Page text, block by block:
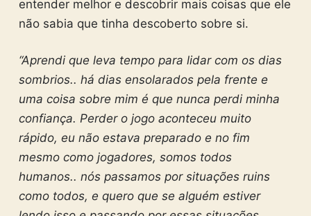
entender melhor e descobrir mais coisas que ele
não sabia que tinha descoberto sobre si.
“Aprendi que leva tempo para lidar com os dias
sombrios.. há dias ensolarados pela frente e
uma coisa sobre mim é que nunca perdi minha
confiança. Perder o jogo aconteceu muito
rápido, eu não estava preparado e no fim
mesmo como jogadores, somos todos
humanos.. nós passamos por situações ruins
como todos, e quero que se alguém estiver